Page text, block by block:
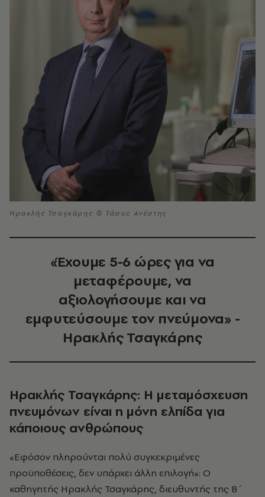
Ηρακλής Τσαγκάρης © Τάσος Ανέστης
«Έχουμε 5-6 ώρες για να
μεταφέρουμε, να
αξιολογήσουμε και να
εμφυτεύσουμε τον πνεύμονα» -
Ηρακλής Τσαγκάρης
Ηρακλής Τσαγκάρης: Η μεταμόσχευση
πνευμόνων είναι η μόνη ελπίδα για
κάποιους ανθρώπους
«Εφόσον πληρούνται πολύ συγκεκριμένες
προϋποθέσεις, δεν υπάρχει άλλη επιλογή»: Ο
καθηγητής Ηρακλής Τσαγκάρης, διευθυντής της Β΄